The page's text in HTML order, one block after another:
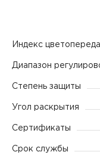
Индекс
Диапазон
Степень защиты
Угол раскрытия
Сертификаты
Срок службы